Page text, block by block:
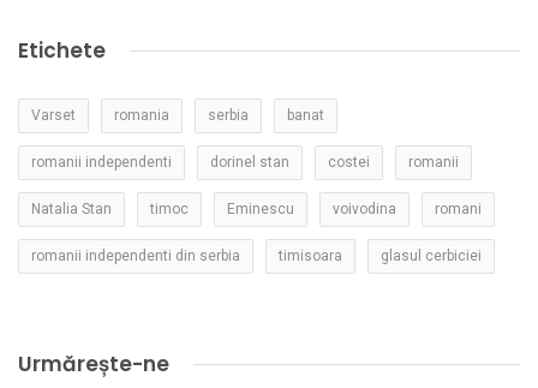
Etichete
Varset romania serbia banat
romanii independenti dorinel stan costei romanii
Natalia Stan timoc Eminescu voivodina romani
romanii independenti din serbia timisoara glasul cerbiciei
Urmărește-ne